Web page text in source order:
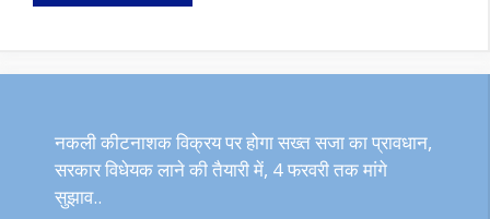
नकली कीटनाशक विक्रय पर होगा सख्त सजा का प्रावधान,
सरकार विधेयक लाने की तैयारी में, 4 फरवरी तक मांगे
सुझाव..